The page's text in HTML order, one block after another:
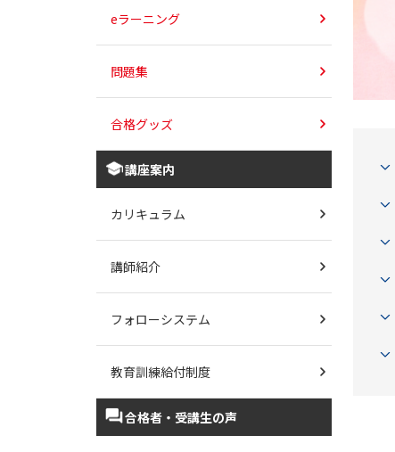
eラーニング
問題集
合格グッズ
講座案内
カリキュラム
講師紹介
フォローシステム
教育訓練給付制度
合格者・受講生の声